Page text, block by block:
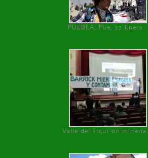
PUEBLA, Pue, 27 Enero
Valle del Elqui sin minería.